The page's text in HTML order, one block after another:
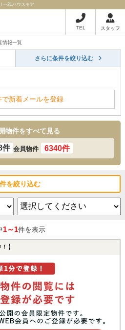
ー21ハウスモア
TEL スタッフ
情報一覧
さらに条件を絞り込む
で新着メールを登録
物件をすべて見る
件 会員物件 6340件
を絞り込む
1～1件を表示
】